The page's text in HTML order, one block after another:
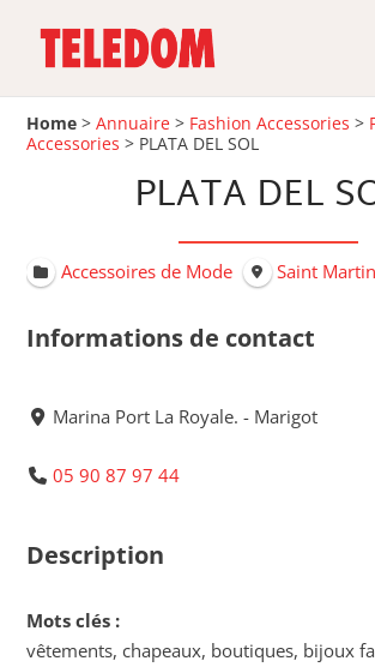
Home >Annuaire > Fashion Accessories >
Accessories > PLATA DEL SOL
PLATA DEL
Accessoires de Mode Saint Martin
Informations de contact
Marina Port La Royale. - Marigot
05 90 87 97 44
Description
Mots clés :
vêtements, chapeaux, boutiques, bijoux